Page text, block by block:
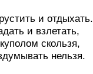
и отдыхать.
и взлетать,
скользя,
нельзя.